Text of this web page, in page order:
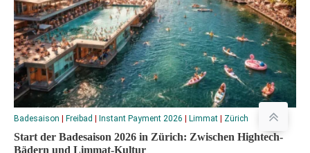
Badesaison Freibad Instant Payment 2026 Limmat Zürich
Start der Badesaison 2026 in Zürich: Zwischen Hightech-
Bädern und Limmat-Kultur